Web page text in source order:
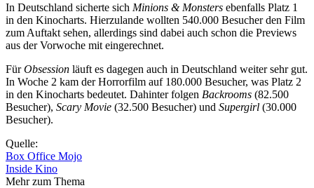
In Deutschland sicherte sich Minions & Monsters ebenfalls Platz 1
in den Kinocharts. Hierzulande wollten 540.000 Besucher den Film
zum Auftakt sehen, allerdings sind dabei auch schon die Previews
aus der Vorwoche mit eingerechnet.
FürObsession läuft es dagegen auch in Deutschland weiter sehr gut.
In Woche 2 kam der Horrorfilm auf 180.000 Besucher, was Platz 2
in den Kinocharts bedeutet. Dahinter folgen Backrooms (82.500
Besucher), Scary Movie (32.500 Besucher) und Supergirl (30.000
Besucher).
Quelle:
Box Office Mojo
Inside Kino
Mehr zum Thema